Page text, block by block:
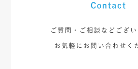
Contact
ご質問・ご相談などござい
お気軽にお問い合わせく